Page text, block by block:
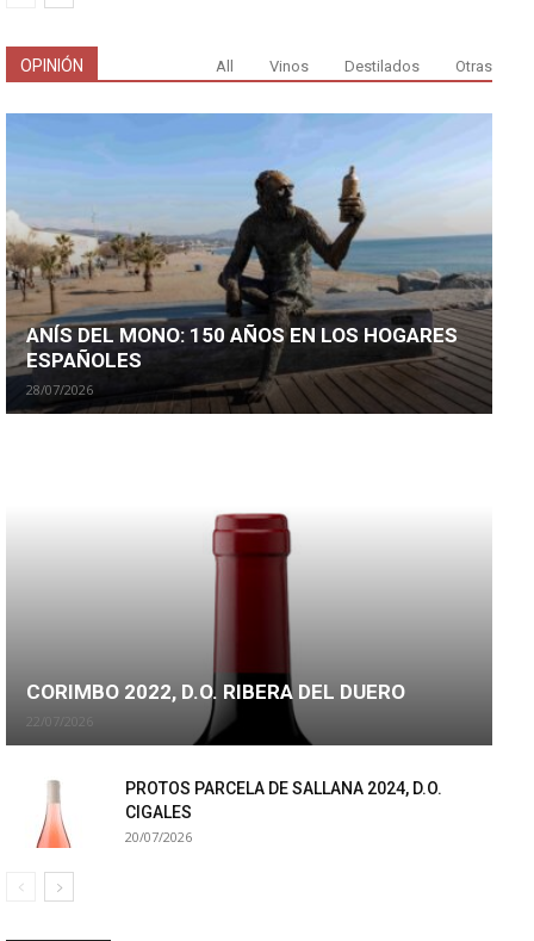
OPINIÓN All Vinos Destilados Otras
ANÍS DEL MONO: 150 AÑOS EN LOS HOGARES
ESPAÑOLES
28/07/2026
CORIMBO 2022, D.O. RIBERA DEL DUERO
22/07/2026
PROTOS PARCELA DE SALLANA 2024, D.O.
CIGALES
20/07/2026